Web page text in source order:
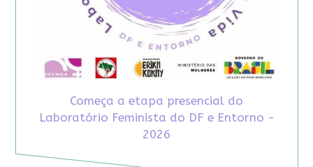
Começa a etapa presencial do
Laboratório Feminista do DF e Entorno -
2026